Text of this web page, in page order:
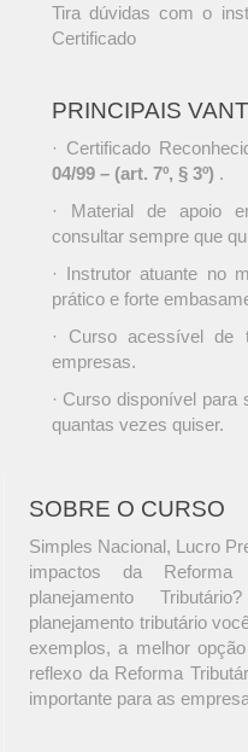
Tira dúvidas com o
Certificado
PRINCIPAIS
· Certificado
04/99 – (art. 7º, § 3º) .
· Material de apoio
consultar sempre que
· Instrutor atuante no
prático e forte
· Curso acessível de
empresas.
· Curso disponível
quantas vezes quiser.
SOBRE O CURSO
Simples Nacional, Lucro
impactos da
planejamento
planejamento tributário
exemplos, a melhor
reflexo da Reforma
importante para as